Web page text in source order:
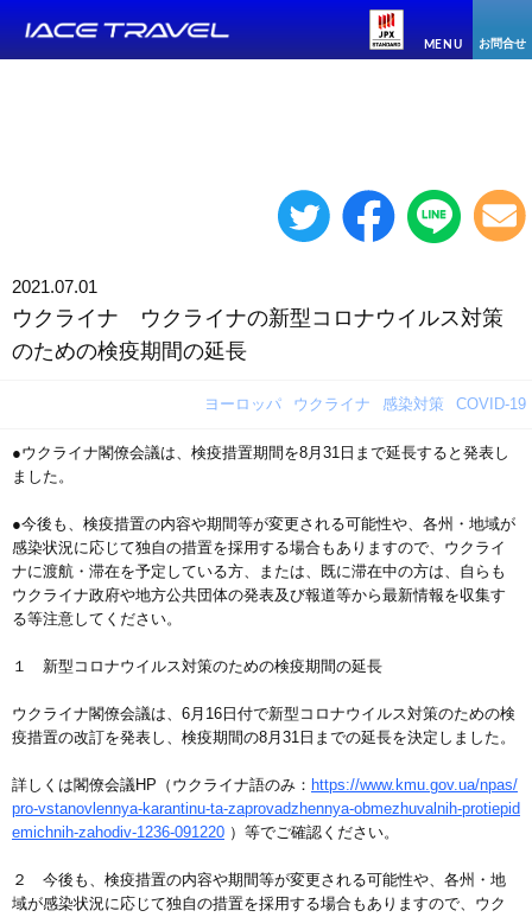
MENU お問合せ
2021.07.01
ウクライナ ウクライナの新型コロナウイルス対策
のための検疫期間の延長
ヨーロッパ ウクライナ 感染対策 COVID-19
●ウクライナ閣僚会議は、検疫措置期間を8月31日まで延長すると発表し
ました。
●今後も、検疫措置の内容や期間等が変更される可能性や、各州・地域が
感染状況に応じて独自の措置を採用する場合もありますので、ウクライ
ナに渡航・滞在を予定している方、または、既に滞在中の方は、自らも
ウクライナ政府や地方公共団体の発表及び報道等から最新情報を収集す
る等注意してください。
１ 新型コロナウイルス対策のための検疫期間の延長
ウクライナ閣僚会議は、6月16日付で新型コロナウイルス対策のための検
疫措置の改訂を発表し、検疫期間の8月31日までの延長を決定しました。
詳しくは閣僚会議HP（ウクライナ語のみ： https://www.kmu.gov.ua/npas/
pro-vstanovlennya-karantinu-ta-zaprovadzhennya-obmezhuvalnih-protiepid
emichnih-zahodiv-1236-091220 ）等でご確認ください。
２ 今後も、検疫措置の内容や期間等が変更される可能性や、各州・地
域が感染状況に応じて独自の措置を採用する場合もありますので、ウク